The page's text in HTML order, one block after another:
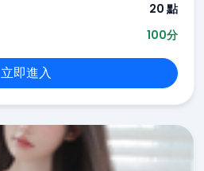
20 點
100分
立即進入